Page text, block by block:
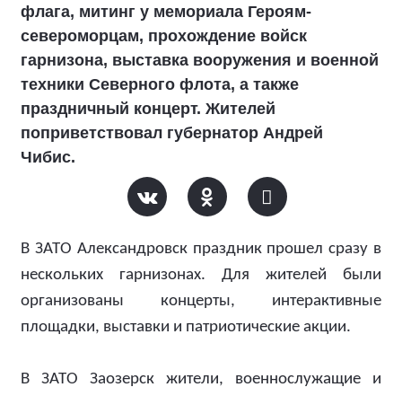
флага, митинг у мемориала Героям-
североморцам, прохождение войск
гарнизона, выставка вооружения и военной
техники Северного флота, а также
праздничный концерт. Жителей
поприветствовал губернатор Андрей
Чибис.
В ЗАТО Александровск праздник прошел сразу в
нескольких гарнизонах. Для жителей были
организованы концерты, интерактивные
площадки, выставки и патриотические акции.
В ЗАТО Заозерск жители, военнослужащие и